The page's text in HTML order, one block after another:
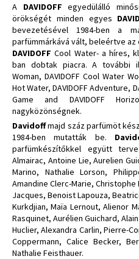
A DAVIDOFF egyedülálló
örökségét minden egyes
bevezetésével 1984-ben a
parfümmárkává vált, beleértve
DAVIDOFFCool Water- a híres,
ban dobtak piacra. A további
Woman, DAVIDOFF Cool Water
Hot Water, DAVIDOFF Adventure,
Game and DAVIDOFF
nagyközönségnek.
Davidoffmajd száz parfümöt
1984-ben mutatták be.
parfümkészítőkkel együtt
Almairac, Antoine Lie, Aurelien
Marino, Nathalie Lorson,
Amandine Clerc-Marie,
Jacques, Benoist Lapouza,
Kurkdjian, Maïa Lernout, Alienor
Rasquinet, Aurélien Guichard,
Huclier, Alexandra Carlin, Pierre-
Coppermann, Calice Becker,
Nathalie Feisthauer.